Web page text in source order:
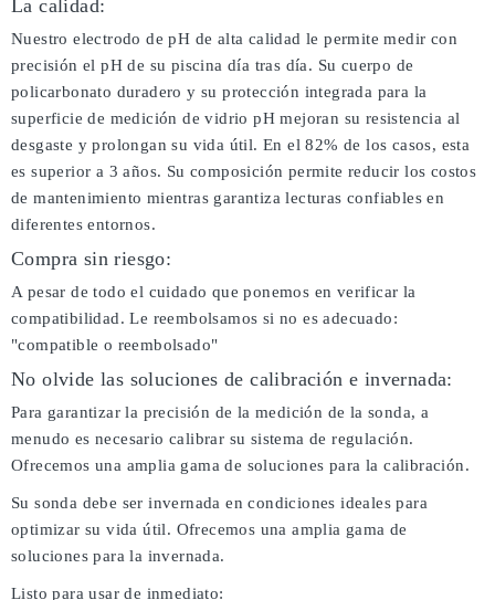
La calidad:
Nuestro electrodo de pH de alta calidad le permite medir con
precisión el pH de su piscina día tras día. Su cuerpo de
policarbonato duradero y su protección integrada para la
superficie de medición de vidrio pH mejoran su resistencia al
desgaste y prolongan su vida útil. En el 82% de los casos, esta
es superior a 3 años. Su composición permite reducir los costos
de mantenimiento mientras garantiza lecturas confiables en
diferentes entornos.
Compra sin riesgo:
A pesar de todo el cuidado que ponemos en verificar la
compatibilidad. Le reembolsamos si no es adecuado:
"compatible o reembolsado"
No olvide las soluciones de calibración e invernada:
Para garantizar la precisión de la medición de la sonda, a
menudo es necesario calibrar su sistema de regulación.
Ofrecemos una amplia gama de soluciones para la calibración.
Su sonda debe ser invernada en condiciones ideales para
optimizar su vida útil. Ofrecemos una amplia gama de
soluciones para la invernada.
Listo para usar de inmediato: